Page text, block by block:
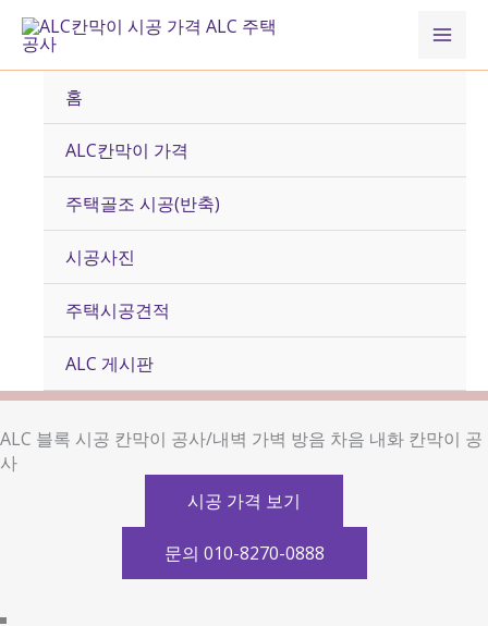
츠
홈
ALC칸막이 가격
주택골조 시공(반축)
시공사진
주택시공견적
ALC 게시판
ALC 블록 시공 칸막이 공사/내벽 가벽 방음 차음 내화 칸막이 공
사
시공 가격 보기
문의 010-8270-0888